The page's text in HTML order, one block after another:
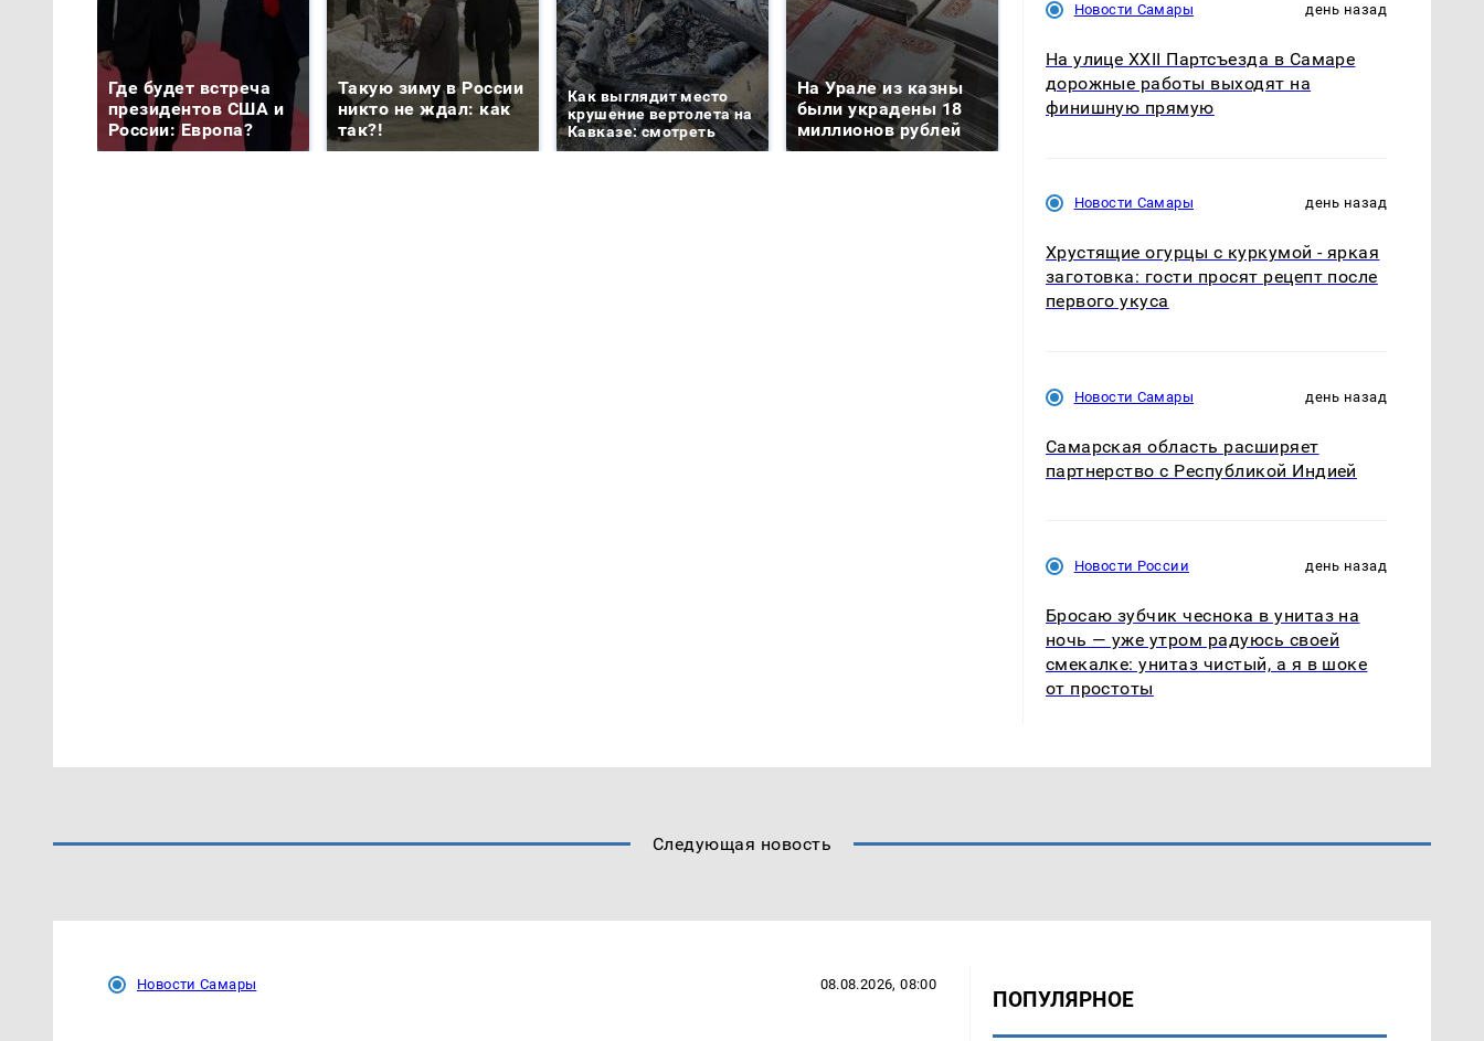
Где будет встреча
президентов США и
России: Европа?
Такую зиму в России
никто не ждал: как
так?!
Как выглядит место
крушение вертолета на
Кавказе: смотреть
На Урале из казны
были украдены 18
миллионов рублей
Все новости по
падению вертолета на
Таких событий не
Новости Самары день назад
На улице XXII Партсъезда в Самаре
дорожные работы выходят на
финишную прямую
Новости Самары день назад
Хрустящие огурцы с куркумой - яркая
заготовка: гости просят рецепт после
первого укуса
Новости Самары день назад
Самарская область расширяет
партнерство с Республикой Индией
Новости России день назад
Бросаю зубчик чеснока в унитаз на
ночь — уже утром радуюсь своей
смекалке: унитаз чистый, а я в шоке
от простоты
Следующая новость
Новости Самары 08.08.2026, 08:00
ПОПУЛЯРНОЕ